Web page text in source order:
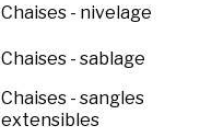
Chaises - nivelage
Chaises - sablage
Chaises - sangles
extensibles